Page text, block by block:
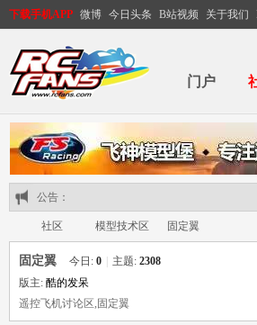
下载手机APP 微博 今日头条 B站视频 关于我们
门户
公告：
RC»
社区
›
模型技术区 固定翼
固定翼 今日: 0 主题: 2308
版主: 酷的发呆
遥控飞机讨论区,固定翼